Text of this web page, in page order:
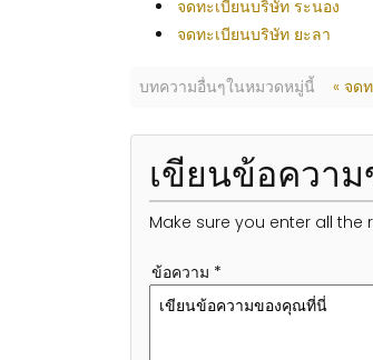
จดทะเบียนบริษัท ระนอง
จดทะเบียนบริษัท ยะลา
บทความอื่นๆในหมวดหมู่นี้ « จด
เขียนข้อควา
Make sure you enter all the
ข้อความ *